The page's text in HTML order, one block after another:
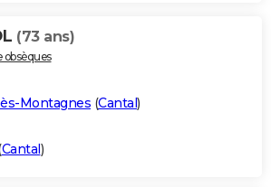
(73 ans)
Montagnes (Cantal)
Cantal)